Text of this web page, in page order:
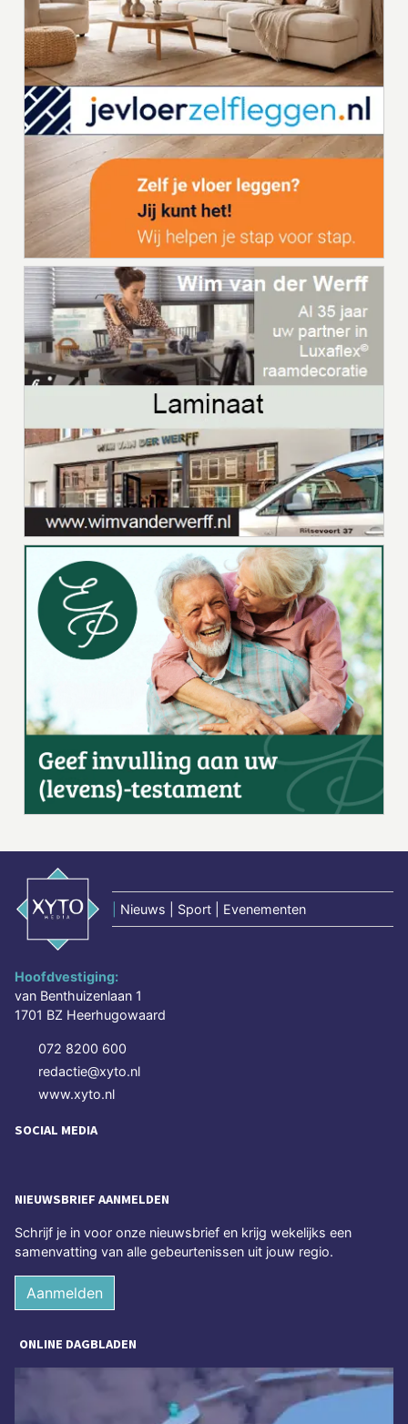
Nieuws | Sport | Evenementen
Hoofdvestiging:
van Benthuizenlaan 1
1701 BZ Heerhugowaard
072 8200 600
redactie@xyto.nl
www.xyto.nl
SOCIAL MEDIA
NIEUWSBRIEF AANMELDEN
Schrijf je in voor onze nieuwsbrief en krijg wekelijks een
samenvatting van alle gebeurtenissen uit jouw regio.
Aanmelden
ONLINE DAGBLADEN